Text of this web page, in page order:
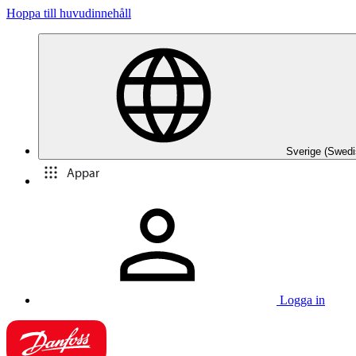
Hoppa till huvudinnehåll
Sverige
Appar
Logga in